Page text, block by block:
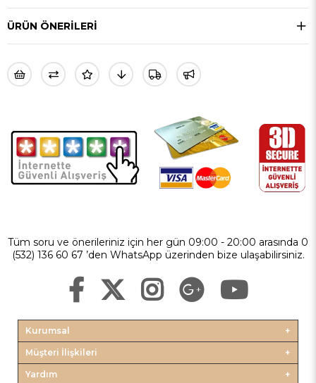
ÜRÜN ÖNERILERI
Tüm soru ve önerileriniz için her gün 09:00 - 20:00 arasında 0
(532) 136 60 67 ’den WhatsApp üzerinden bize ulaşabilirsiniz.
Kurumsal
Müşteri İlişkileri
Yardım